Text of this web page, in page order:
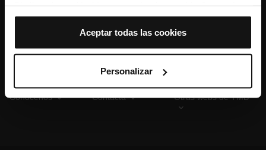
que todas estas cookies se instalen en tu navegador.
tipología de cookies permite indicar si quieres que se
instalen o no las cookies de esa clase.
Una vez que hayas marcado tus preferencias, debes
hacer clic en “Seleccionar y configurar”. Así se instalarán
previamente. Te sugerimos que selecciones las cookies
de personalización, porque permiten recordar tus
opciones de navegación (como el idioma) y mejoran tu
Aceptar todas las cookies
Personalizar
Conócenos Contacta Otras webs de TMB